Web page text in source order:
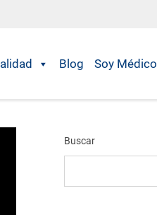
Blog Soy Médico
Buscar